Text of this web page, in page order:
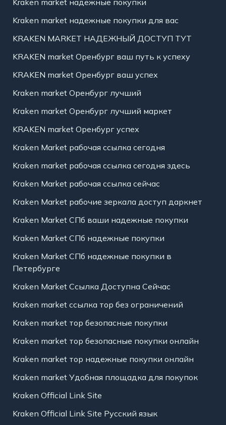
Kraken market надежные покупки для вас
KRAKEN MARKET НАДЕЖНЫЙ ДОСТУП ТУТ
KRAKEN market Оренбург ваш путь к успеху
KRAKEN market Оренбург ваш успех
Kraken market Оренбург лучший
Kraken market Оренбург лучший маркет
KRAKEN market Оренбург успех
Kraken Market рабочая ссылка сегодня
Kraken market рабочая ссылка сегодня здесь
Kraken Market рабочая ссылка сейчас
Kraken Market рабочие зеркала доступ даркнет
Kraken Market СПб ваши надежные покупки
Kraken Market СПб надежные покупки
Kraken Market СПб надежные покупки в
Петербурге
Kraken Market Ссылка Доступна Сейчас
Kraken market ссылка тор без ограничений
Kraken market тор безопасные покупки
Kraken market тор безопасные покупки онлайн
Kraken market тор надежные покупки онлайн
Kraken market Удобная площадка для покупок
Kraken Official Link Site
Kraken Official Link Site Русский язык